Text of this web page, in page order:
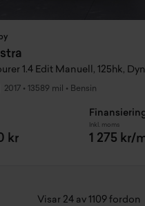
1.4 Edit Manuell, 125hk,
2017 • 13589 mil • Bensin
kr
Inkl. moms
1 275 kr/
Visar 24 av 1109 fordon